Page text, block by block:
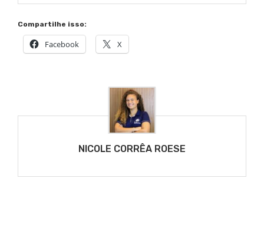
Compartilhe isso:
Facebook X
NICOLE CORRÊA ROESE